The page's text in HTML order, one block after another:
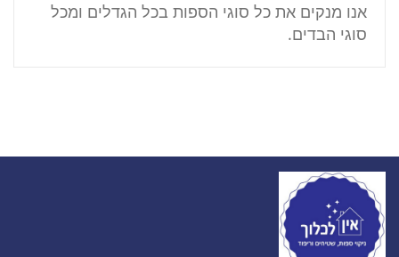
אנו מנקים את כל סוגי הספות בכל הגדלים ומכל
סוגי הבדים.